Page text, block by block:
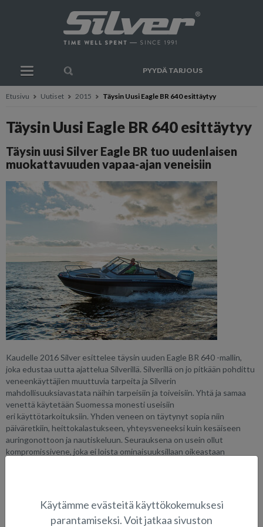
PYYDÄ TARJOUS
Etusivu Uutiset 2015 Täysin Uusi Eagle BR 640 esittäytyy
Täysin Uusi Eagle BR 640 esittäytyy
Täysin uusi Silver Eagle BR tuo uudenlaisen
muokattavuuden vapaa-ajan veneisiin
Kaudelle 2016 Silver esittelee täysin uuden Eagle BR 640 -mallin,
joka edustaa uutta ajattelua Silverillä. Silverillä on jo pitkään pohdittu
veneenkäyttäjien muuttuvia tarpeita ja Silverin
mahdollisuuksiavastata näihin tarpeisiin ja toiveisiin. Yhtä ja samaa
venettä käytetään Suomessa monesti useisiin
eri käyttötarkoituksiin. Yhden veneen on täytynyt sopia niin
päiväretkiin, heittokalastukseen, yhteysveneeksi kuin kesäiseen
auringonottoon ja nautiskeluun. Seurauksena on usein ollut
kompromissivene, joka ei loista ominaisuuksillaan oikeastaan
Ratkaisuksi nousi mahdollisimman suuri muokattavuus, sekä venettä
Käytämme evästeitä käyttökokemuksesi
parantamiseksi. Voit jatkaa sivuston